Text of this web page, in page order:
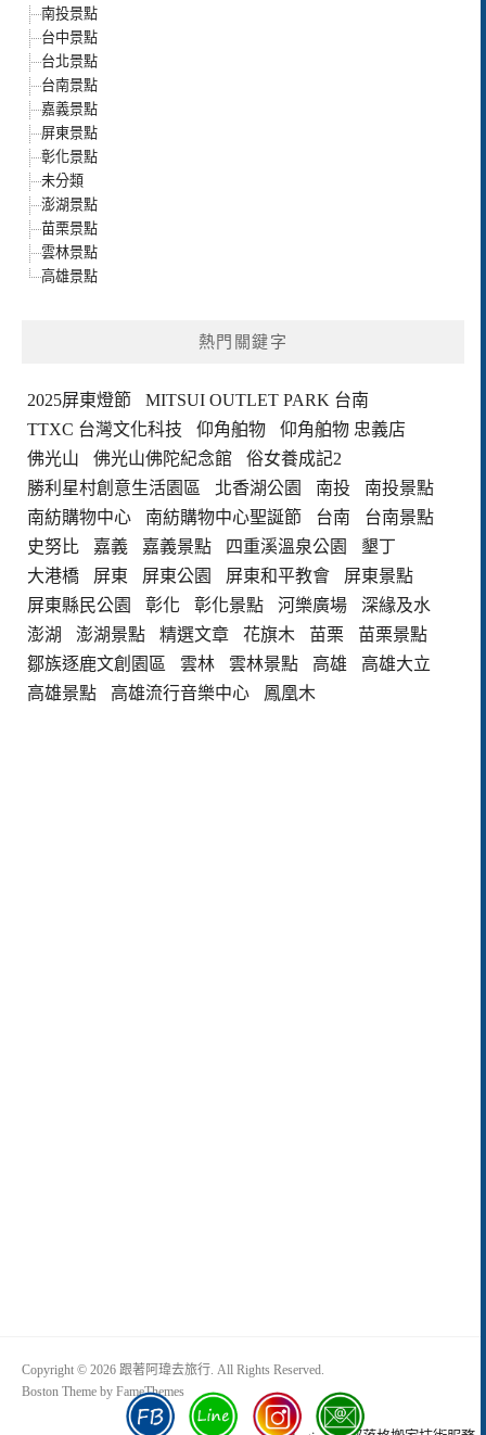
南投景點
台中景點
台北景點
台南景點
嘉義景點
屏東景點
彰化景點
未分類
澎湖景點
苗栗景點
雲林景點
高雄景點
熱門關鍵字
2025屏東燈節
MITSUI OUTLET PARK 台南
TTXC 台灣文化科技
仰角舶物
仰角舶物 忠義店
佛光山
佛光山佛陀紀念館
俗女養成記2
勝利星村創意生活園區
北香湖公園 南投
南投景點
南紡購物中心
南紡購物中心聖誕節 台南
台南景點
史努比
嘉義 嘉義景點 四重溪溫泉公園
墾丁
大港橋
屏東 屏東公園 屏東和平教會
屏東景點
屏東縣民公園
彰化 彰化景點 河樂廣場
深緣及水
澎湖
澎湖景點 精選文章 花旗木 苗栗
苗栗景點
鄒族逐鹿文創園區
雲林 雲林景點 高雄
高雄大立
高雄景點
高雄流行音樂中心 鳳凰木
Copyright © 2026 跟著阿瑋去旅行. All Rights Reserved.
Boston Theme by FameThemes